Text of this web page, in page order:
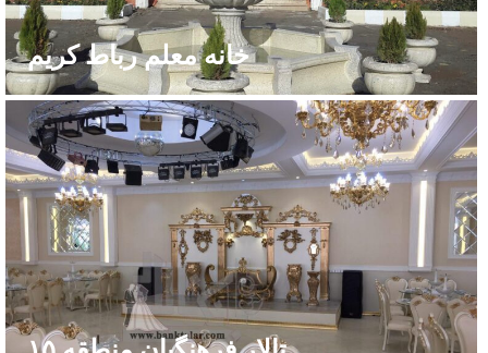
خانه معلم رباط کریم